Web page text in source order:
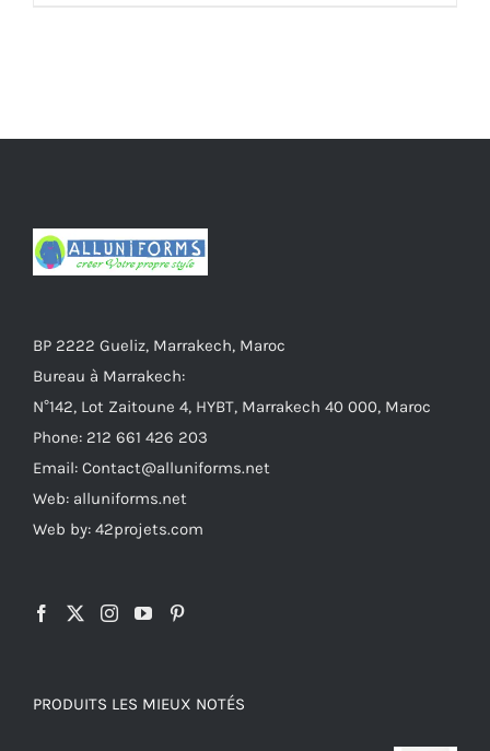
BP 2222 Gueliz, Marrakech, Maroc
Bureau à Marrakech:
N°142, Lot Zaitoune 4, HYBT, Marrakech 40 000, Maroc
Phone: 212 661 426 203
Email: Contact@alluniforms.net
Web: alluniforms.net
Web by: 42projets.com
PRODUITS LES MIEUX NOTÉS